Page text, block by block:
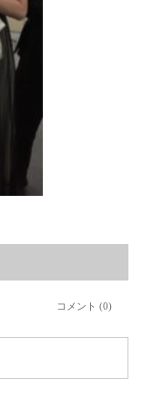
コメント (0)